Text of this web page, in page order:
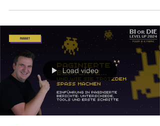
Load video